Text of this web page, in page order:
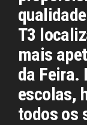
T3
mais
da Feira.
escolas,
todos os